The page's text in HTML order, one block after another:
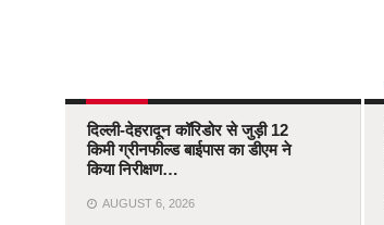
दिल्ली-देहरादून कॉरिडोर से जुड़ी 12
किमी ग्रीनफील्ड बाईपास का डीएम ने
किया निरीक्षण…
AUGUST 6, 2026